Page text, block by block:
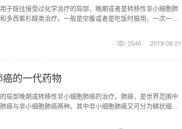
于既往接受过化学治疗的局部，晚期或者是转移性非小细胞肺
多西紫杉醇类治疗。一般是空腹或者是吃饭时服用，一次一片2
3546 2019-08-21
的一代药物
局部晚期或转移性非小细胞肺癌的治疗。肺癌，是世界范围中
癌与非小细胞肺癌两种。其中非小细胞肺癌又可分为鳞状细胞